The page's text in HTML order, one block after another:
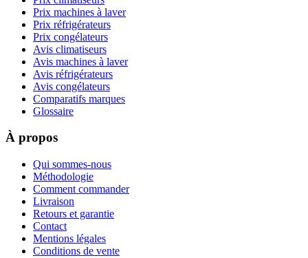
Prix machines à laver
Prix réfrigérateurs
Prix congélateurs
Avis climatiseurs
Avis machines à laver
Avis réfrigérateurs
Avis congélateurs
Comparatifs marques
Glossaire
À propos
Qui sommes-nous
Méthodologie
Comment commander
Livraison
Retours et garantie
Contact
Mentions légales
Conditions de vente